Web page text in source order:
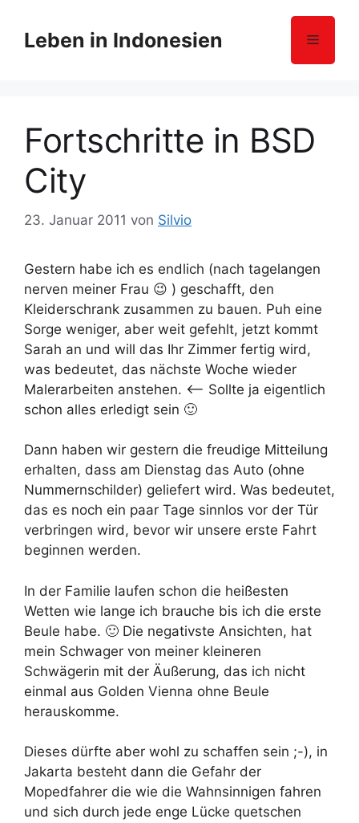
Leben in Indonesien Menü
Fortschritte in BSD
City
23. Januar 2011 von Silvio
Gestern habe ich es endlich (nach tagelangen
nerven meiner Frau 😉 ) geschafft, den
Kleiderschrank zusammen zu bauen. Puh eine
Sorge weniger, aber weit gefehlt, jetzt kommt
Sarah an und will das Ihr Zimmer fertig wird,
was bedeutet, das nächste Woche wieder
Malerarbeiten anstehen. <– Sollte ja eigentlich
schon alles erledigt sein 🙂
Dann haben wir gestern die freudige Mitteilung
erhalten, dass am Dienstag das Auto (ohne
Nummernschilder) geliefert wird. Was bedeutet,
das es noch ein paar Tage sinnlos vor der Tür
verbringen wird, bevor wir unsere erste Fahrt
beginnen werden.
In der Familie laufen schon die heißesten
Wetten wie lange ich brauche bis ich die erste
Beule habe. 🙂 Die negativste Ansichten, hat
mein Schwager von meiner kleineren
Schwägerin mit der Äußerung, das ich nicht
einmal aus Golden Vienna ohne Beule
herauskomme.
Dieses dürfte aber wohl zu schaffen sein ;-), in
Jakarta besteht dann die Gefahr der
Mopedfahrer die wie die Wahnsinnigen fahren
und sich durch jede enge Lücke quetschen